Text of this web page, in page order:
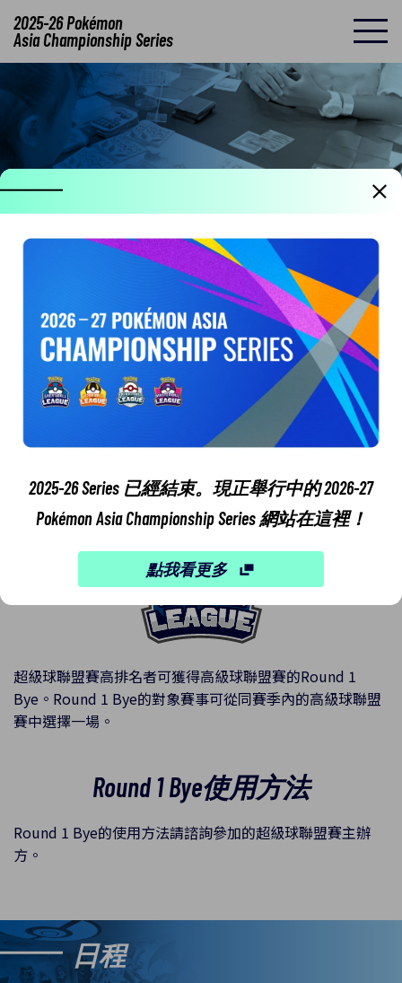
2025-26 Pokémon
Asia Championship Series
超級球聯盟賽是什麼？
在各地寶可夢卡牌道館舉辦的小型賽事。試試參加附近的活
動吧！
贏取高級球聯盟賽的Round 1
Bye（第一輪輪空）吧！
超級球聯盟賽高排名者可獲得高級球聯盟賽的Round 1
Bye。Round 1 Bye的對象賽事可從同賽季內的高級球聯盟
賽中選擇一場。
Round 1 Bye使用方法
Round 1 Bye的使用方法請諮詢參加的超級球聯盟賽主辦
方。
日程
2025-26 Series 已經結束。現正舉行中的 2026-27
Pokémon Asia Championship Series 網站在這裡！
點我看更多